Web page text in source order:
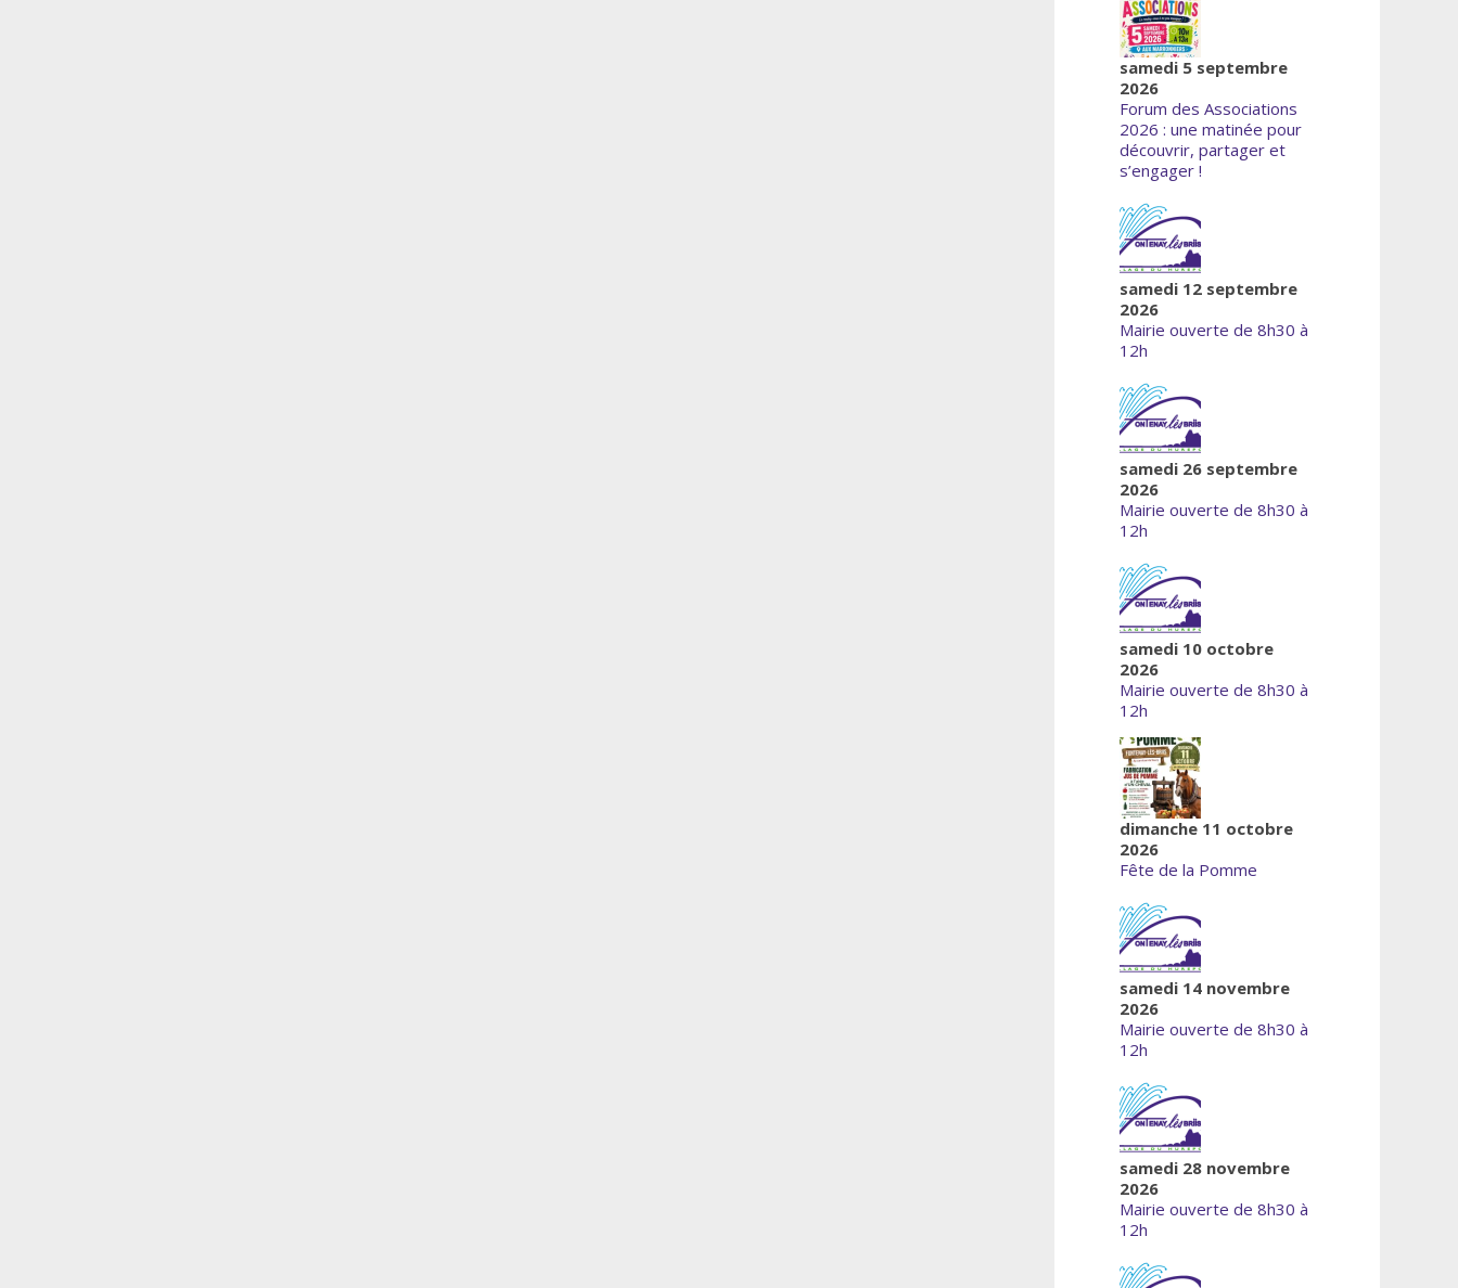
samedi 5 septembre
2026
Forum des Associations
2026 : une matinée pour
découvrir, partager et
s’engager !
samedi 12 septembre
2026
Mairie ouverte de 8h30 à
12h
samedi 26 septembre
2026
Mairie ouverte de 8h30 à
12h
samedi 10 octobre
2026
Mairie ouverte de 8h30 à
12h
dimanche 11 octobre
2026
Fête de la Pomme
samedi 14 novembre
2026
Mairie ouverte de 8h30 à
12h
samedi 28 novembre
2026
Mairie ouverte de 8h30 à
12h